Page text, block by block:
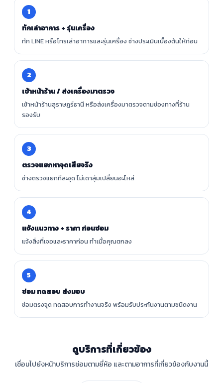
1
ทักเล่าอาการ + รุ่นเครื่อง
ทัก LINE หรือโทรเล่าอาการและรุ่นเครื่อง ช่างประเมินเบื้องต้นให้ก่อน
2
เข้าหน้าร้าน / ส่งเครื่องมาตรวจ
เข้าหน้าร้านสุราษฎร์ธานี หรือส่งเครื่องมาตรวจตามช่องทางที่ร้าน
รองรับ
3
ตรวจแยกหาจุดเสียจริง
ช่างตรวจแยกทีละจุด ไม่เดาสุ่มเปลี่ยนอะไหล่
4
แจ้งแนวทาง + ราคา ก่อนซ่อม
แจ้งสิ่งที่เจอและราคาก่อน ทำเมื่อคุณตกลง
5
ซ่อม ทดสอบ ส่งมอบ
ซ่อมตรงจุด ทดสอบการทำงานจริง พร้อมรับประกันงานตามชนิดงาน
ดูบริการที่เกี่ยวข้อง
เชื่อมไปยังหน้าบริการซ่อมตามยี่ห้อ และตามอาการที่เกี่ยวข้องกับงานนี้